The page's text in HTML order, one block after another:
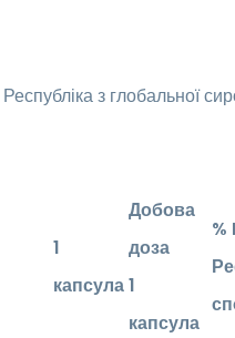
з глобальної
1
капсула
Добова
доза
1
капсула
%